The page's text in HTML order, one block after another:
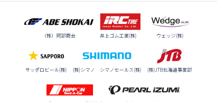
（株）阿部商会 井上ゴム工業(株) ウェッジ(株)
サッポロビール(株) (株)シマノ シマノセールス(株) (株)JTB北海道事業部